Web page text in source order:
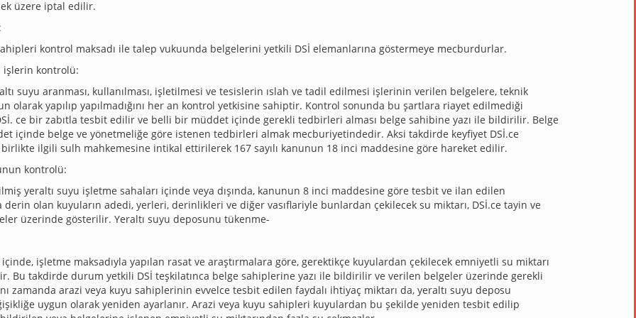
üzere iptal edilir.
kontrol maksadı ile talep vukuunda belgelerini yetkili DSİ elemanlarına göstermeye mecburdurlar.
işlerin kontrolü:
suyu aranması, kullanılması, işletilmesi ve tesislerin ıslah ve tadil edilmesi işlerinin verilen belgelere, teknik
olarak yapılıp yapılmadığını her an kontrol yetkisine sahiptir. Kontrol sonunda bu şartlara riayet edilmediği
ce bir zabıtla tesbit edilir ve belli bir müddet içinde gerekli tedbirleri alması belge sahibine yazı ile bildirilir. Belge
içinde belge ve yönetmeliğe göre istenen tedbirleri almak mecburiyetindedir. Aksi takdirde keyfiyet DSİ.ce
birlikte ilgili sulh mahkemesine intikal ettirilerek 167 sayılı kanunun 18 inci maddesine göre hareket edilir.
kontrolü:
yeraltı suyu işletme sahaları içinde veya dışında, kanunun 8 inci maddesine göre tesbit ve ilan edilen
olan kuyuların adedi, yerleri, derinlikleri ve diğer vasıflariyle bunlardan çekilecek su miktarı, DSİ.ce tayin ve
üzerinde gösterilir. Yeraltı suyu deposunu tükenme-
işletme maksadıyla yapılan rasat ve araştırmalara göre, gerektikçe kuyulardan çekilecek emniyetli su miktarı
Bu takdirde durum yetkili DSİ teşkilatınca belge sahiplerine yazı ile bildirilir ve verilen belgeler üzerinde gerekli
zamanda arazi veya kuyu sahiplerinin evvelce tesbit edilen faydalı ihtiyaç miktarı da, yeraltı suyu deposu
uygun olarak yeniden ayarlanır. Arazi veya kuyu sahipleri kuyulardan bu şekilde yeniden tesbit edilip